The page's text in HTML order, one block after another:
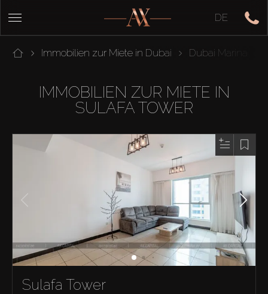
DE
Immobilien zur Miete in Dubai Dubai Marina
IMMOBILIEN ZUR MIETE IN
SULAFA TOWER
Sulafa Tower